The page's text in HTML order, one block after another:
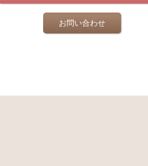
お問い合わせ